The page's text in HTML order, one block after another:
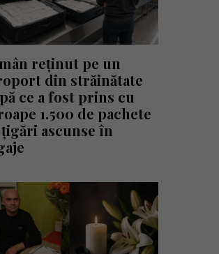
reținut pe un
din străinătate
ce a fost prins cu
1.500 de pachete
ascunse în